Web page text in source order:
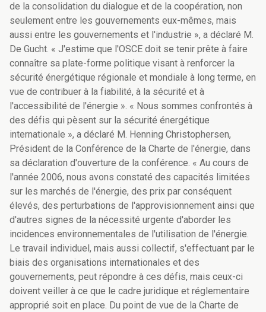
de la consolidation du dialogue et de la coopération, non
seulement entre les gouvernements eux-mêmes, mais
aussi entre les gouvernements et l'industrie », a déclaré M.
De Gucht. « J'estime que l'OSCE doit se tenir prête à faire
connaître sa plate-forme politique visant à renforcer la
sécurité énergétique régionale et mondiale à long terme, en
vue de contribuer à la fiabilité, à la sécurité et à
l'accessibilité de l'énergie ». « Nous sommes confrontés à
des défis qui pèsent sur la sécurité énergétique
internationale », a déclaré M. Henning Christophersen,
Président de la Conférence de la Charte de l'énergie, dans
sa déclaration d'ouverture de la conférence. « Au cours de
l'année 2006, nous avons constaté des capacités limitées
sur les marchés de l'énergie, des prix par conséquent
élevés, des perturbations de l'approvisionnement ainsi que
d'autres signes de la nécessité urgente d'aborder les
incidences environnementales de l'utilisation de l'énergie.
Le travail individuel, mais aussi collectif, s'effectuant par le
biais des organisations internationales et des
gouvernements, peut répondre à ces défis, mais ceux-ci
doivent veiller à ce que le cadre juridique et réglementaire
approprié soit en place. Du point de vue de la Charte de